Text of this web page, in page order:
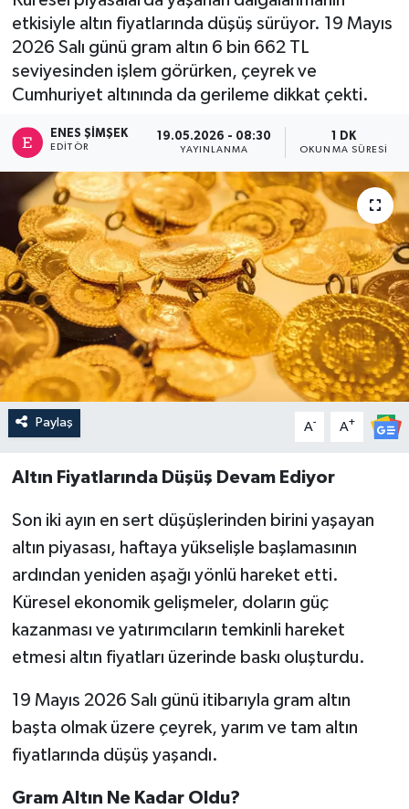
etkisiyle altın fiyatlarında düşüş sürüyor. 19 Mayıs
2026 Salı günü gram altın 6 bin 662 TL
seviyesinden işlem görürken, çeyrek ve
Cumhuriyet altınında da gerileme dikkat çekti.
ENES ŞIMŞEK
EDITÖR
19.05.2026 - 08:30
YAYINLANMA
1 DK
OKUNMA SÜRESI
Paylaş A- A+
Altın Fiyatlarında Düşüş Devam Ediyor
Son iki ayın en sert düşüşlerinden birini yaşayan
altın piyasası, haftaya yükselişle başlamasının
ardından yeniden aşağı yönlü hareket etti.
Küresel ekonomik gelişmeler, doların güç
kazanması ve yatırımcıların temkinli hareket
etmesi altın fiyatları üzerinde baskı oluşturdu.
19 Mayıs 2026 Salı günü itibarıyla gram altın
başta olmak üzere çeyrek, yarım ve tam altın
fiyatlarında düşüş yaşandı.
Gram Altın Ne Kadar Oldu?